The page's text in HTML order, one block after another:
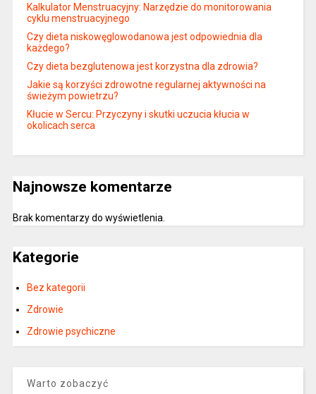
Kalkulator Menstruacyjny: Narzędzie do monitorowania
cyklu menstruacyjnego
Czy dieta niskowęglowodanowa jest odpowiednia dla
każdego?
Czy dieta bezglutenowa jest korzystna dla zdrowia?
Jakie są korzyści zdrowotne regularnej aktywności na
świeżym powietrzu?
Kłucie w Sercu: Przyczyny i skutki uczucia kłucia w
okolicach serca
Najnowsze komentarze
Brak komentarzy do wyświetlenia.
Kategorie
Bez kategorii
Zdrowie
Zdrowie psychiczne
Warto zobaczyć